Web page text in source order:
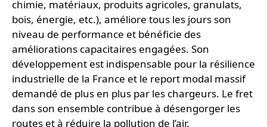
chimie, matériaux, produits agricoles, granulats,
bois, énergie, etc.), améliore tous les jours son
niveau de performance et bénéficie des
améliorations capacitaires engagées. Son
développement est indispensable pour la résilience
industrielle de la France et le report modal massif
demandé de plus en plus par les chargeurs. Le fret
dans son ensemble contribue à désengorger les
routes et à réduire la pollution de l’air.